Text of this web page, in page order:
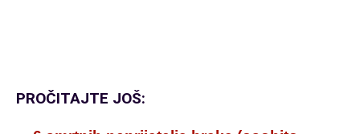
PROČITAJTE JOŠ: